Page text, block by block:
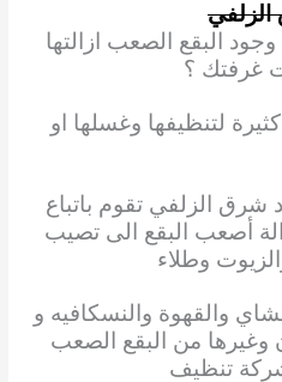
البقع الصعب ازالتها
غرفتك ؟
لتنظيفها وغسلها او
الزلفي تقوم باتباع
أصعب البقع الى تصيب
وطلاء
والقهوة والنسكافيه و
وغيرها من البقع الصعب
تنظيف